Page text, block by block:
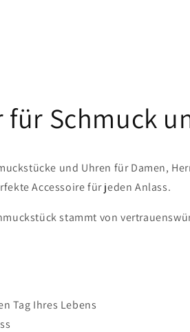
Schmuck
und Uhren für Damen,
Accessoire für jeden Anlass.
stammt von
Tag Ihres Lebens